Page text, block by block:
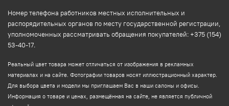
Номер телефона работников местных исполнительных и
распорядительных органов по месту государственной регистрации,
уполномоченных рассматривать обращения покупателей: +375 (154)
53-40-17.
Реальный цвет товара может отличаться от изображения в рекламных
материалах и на сайте. Фотографии товаров носят иллюстрационный характер.
Для выбора цвета и модели мы приглашаем Вас в наши салоны и офисы.
Информация о товаре и ценах, размещённая на сайте, не является публичной